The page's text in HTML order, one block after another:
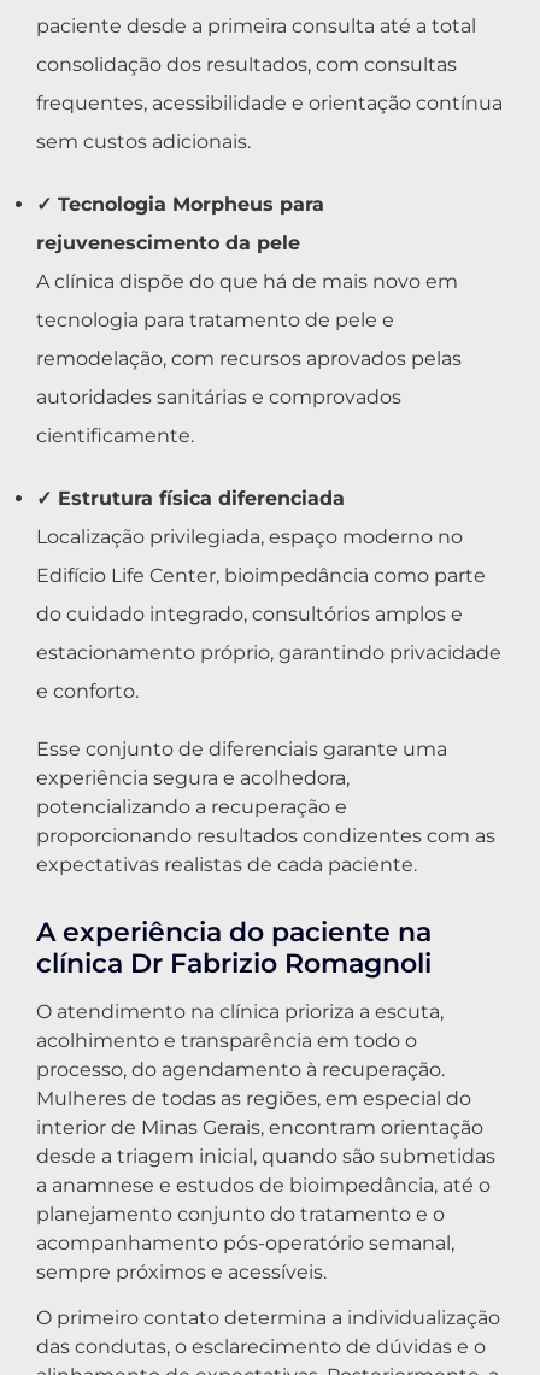
paciente desde a primeira consulta até a total
consolidação dos resultados, com consultas
frequentes, acessibilidade e orientação contínua
sem custos adicionais.
✓ Tecnologia Morpheus para
rejuvenescimento da pele
A clínica dispõe do que há de mais novo em
tecnologia para tratamento de pele e
remodelação, com recursos aprovados pelas
autoridades sanitárias e comprovados
cientificamente.
✓ Estrutura física diferenciada
Localização privilegiada, espaço moderno no
Edifício Life Center, bioimpedância como parte
do cuidado integrado, consultórios amplos e
estacionamento próprio, garantindo privacidade
e conforto.
Esse conjunto de diferenciais garante uma
experiência segura e acolhedora,
potencializando a recuperação e
proporcionando resultados condizentes com as
expectativas realistas de cada paciente.
A experiência do paciente na
clínica Dr Fabrizio Romagnoli
O atendimento na clínica prioriza a escuta,
acolhimento e transparência em todo o
processo, do agendamento à recuperação.
Mulheres de todas as regiões, em especial do
interior de Minas Gerais, encontram orientação
desde a triagem inicial, quando são submetidas
a anamnese e estudos de bioimpedância, até o
planejamento conjunto do tratamento e o
acompanhamento pós-operatório semanal,
sempre próximos e acessíveis.
O primeiro contato determina a individualização
das condutas, o esclarecimento de dúvidas e o